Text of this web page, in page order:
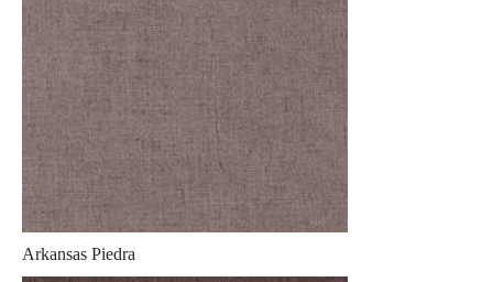
Arkansas Piedra